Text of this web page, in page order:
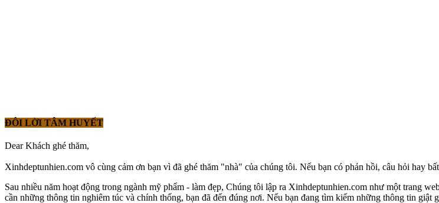
ĐÔI LỜI TÂM HUYẾT
Dear Khách ghé thăm,
Xinhdeptunhien.com vô cùng cảm ơn bạn vì đã ghé thăm "nhà" của chúng tôi. Nếu bạn có phản hồi, câu hỏi hay
Sau nhiều năm hoạt động trong ngành mỹ phẩm - làm đẹp, Chúng tôi lập ra Xinhdeptunhien.com như một
cần những thông tin nghiêm túc và chính thống, bạn đã đến đúng nơi. Nếu bạn đang tìm kiếm những thông tin